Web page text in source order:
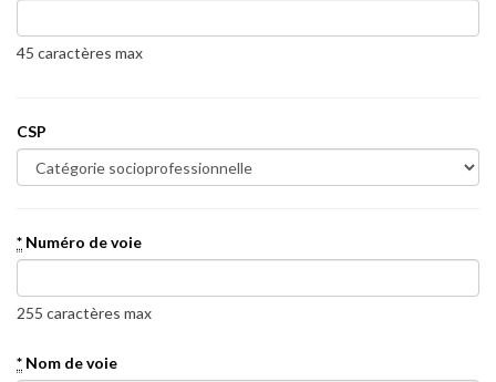
45 caractères max
CSP
* Numéro de voie
255 caractères max
* Nom de voie